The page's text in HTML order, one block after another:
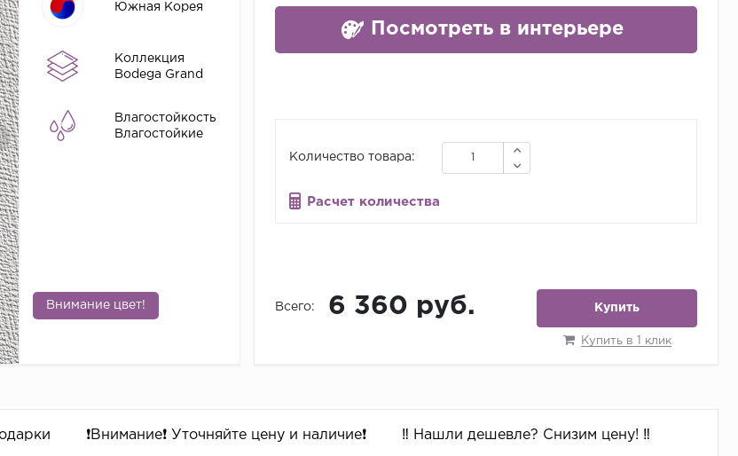
Южная Корея
Коллекция
Bodega Grand
Влагостойкость
Влагостойкие
Внимание цвет!
Посмотреть в интерьере
Количество товара:
Расчет количества
Всего: 6 360 руб. Купить
Купить в 1 клик
❗️Внимание❗️ Уточняйте цену и наличие❗️ ‼️ Нашли дешевле? Снизим цену! ‼️